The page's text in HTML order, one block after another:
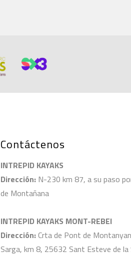
Contáctenos
INTREPID KAYAKS
Dirección: N-230 km 87, a su paso
de Montañana
INTREPID KAYAKS MONT-REBEI
Dirección: Crta de Pont de
Sarga, km 8, 25632 Sant Esteve de la